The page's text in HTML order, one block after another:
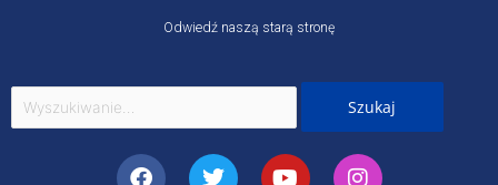
Odwiedź naszą starą stronę
Szukaj
dla:
FacebookTwitterYoutubeInstagram